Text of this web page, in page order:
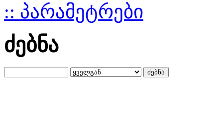
:: პარამეტრები
ძებნა